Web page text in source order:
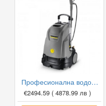
Професионална водоструйка Karcher HDS 5/15 U
€2494.59 ( 4878.99 лв )